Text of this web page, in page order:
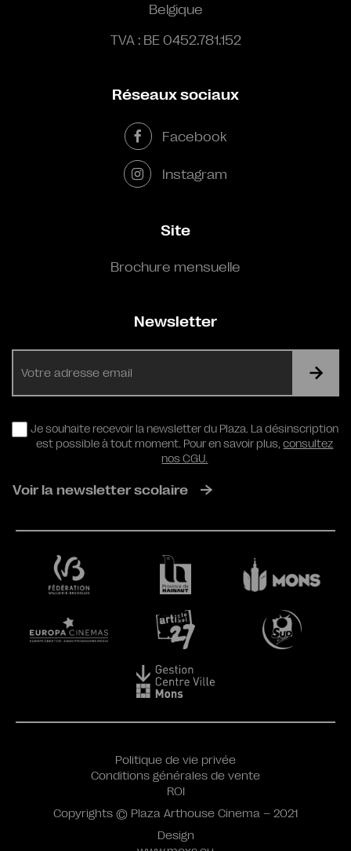
Belgique
TVA : BE 0452.781.152
Réseaux sociaux
Facebook
Instagram
Site
Brochure mensuelle
Newsletter
RGPD
Je souhaite recevoir la newsletter du Plaza. La désinscription
est possible à tout moment. Pour en savoir plus,consultez
nos CGU.
Voir la newsletter scolaire
Design
Politique de vie privée
Conditions générales de vente
ROI
Copyrights © Plaza Arthouse Cinema – 2021